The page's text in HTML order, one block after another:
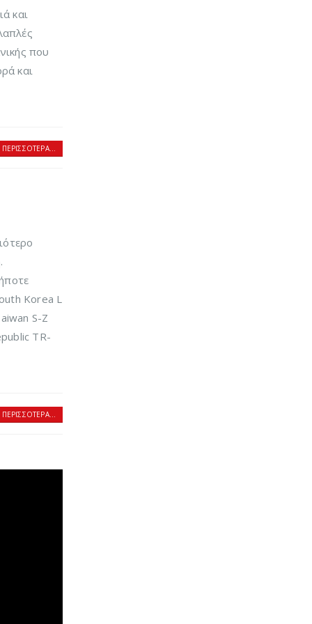
και
που
και
ΠΕΡΙΣΣΌΤΕΡΑ...
Korea L
S-Z
TR-
ΠΕΡΙΣΣΌΤΕΡΑ...